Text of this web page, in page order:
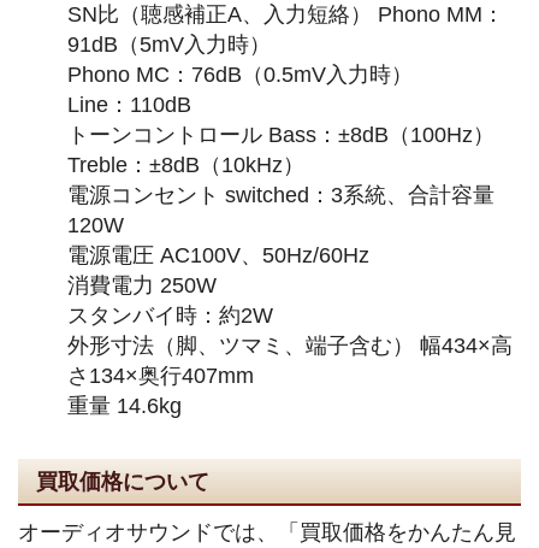
SN比（聴感補正A、入力短絡） Phono MM：
91dB（5mV入力時）
Phono MC：76dB（0.5mV入力時）
Line：110dB
トーンコントロール Bass：±8dB（100Hz）
Treble：±8dB（10kHz）
電源コンセント switched：3系統、合計容量
120W
電源電圧 AC100V、50Hz/60Hz
消費電力 250W
スタンバイ時：約2W
外形寸法（脚、ツマミ、端子含む） 幅434×高
さ134×奥行407mm
重量 14.6kg
買取価格について
オーディオサウンドでは、「買取価格をかんたん見